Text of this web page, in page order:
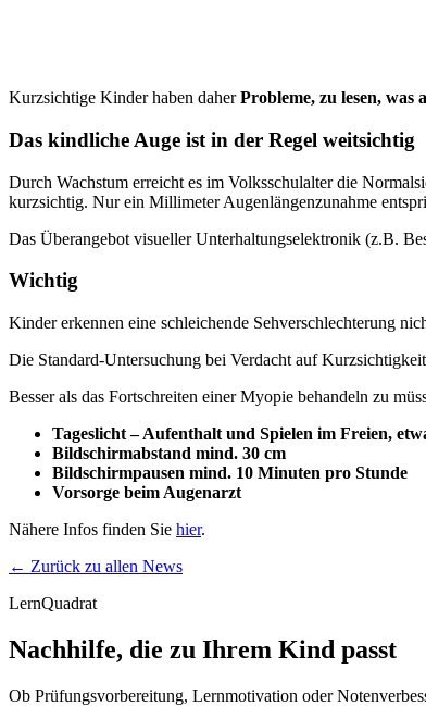
Kurzsichtige Kinder haben daherProbleme, zu lesen, was
Das kindliche Auge ist in der Regel weitsichtig
Durch Wachstum erreicht es im Volksschulalter die
kurzsichtig. Nur ein Millimeter Augenlängenzunahme
Das Überangebot visueller Unterhaltungselektronik (z.B.
Wichtig
Kinder erkennen eine schleichende Sehverschlechterung
Die Standard-Untersuchung bei Verdacht auf
Besser als das Fortschreiten einer Myopie behandeln zu
Tageslicht – Aufenthalt und Spielen im Freien,
Bildschirmabstand mind. 30 cm
Bildschirmpausen mind. 10 Minuten pro Stunde
Vorsorge beim Augenarzt
Nähere Infos finden Sie hier.
← Zurück zu allen News
LernQuadrat
Nachhilfe, die zu Ihrem Kind passt
Ob Prüfungsvorbereitung, Lernmotivation oder